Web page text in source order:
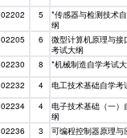
02202 5
*传感器与检测技术
纲
02205 6
微型计算机原理与接
考试大纲
02230 8 *机械制造自学考试
02232 4 电工技术基础自学考
02234 4
电子技术基础（一）
纲
02236 3
可编程控制器原理与